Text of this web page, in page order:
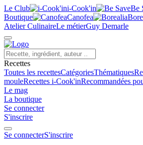
Le Club i-Cook'in
Be
Boutique
Canofea
Atelier CulinaireLe métierGuy Demarle
Recettes
Toutes les recettesCatégoriesThématiques
mouleRecettes i-Cook'inRecommandées
Le mag
La boutique
Se connecter
S'inscrire
Se connecterS'inscrire